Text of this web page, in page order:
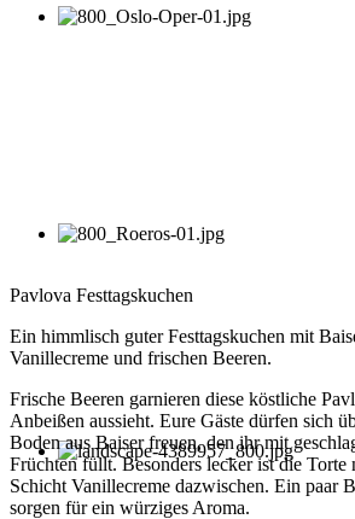
Pavlova Festtagskuchen
Ein himmlisch guter Festtagskuchen mit
Vanillecreme und frischen Beeren.
Frische Beeren garnieren diese köstliche
Anbeißen aussieht. Eure Gäste dürfen sich
Boden aus Baiser freuen, den ihr mit
Früchten füllt. Besonders lecker ist die Torte
Schicht Vanillecreme dazwischen. Ein paar
sorgen für ein würziges Aroma.